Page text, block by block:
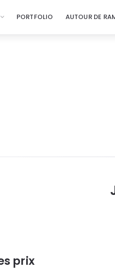
PORTFOLIO AUTOUR DE
prix